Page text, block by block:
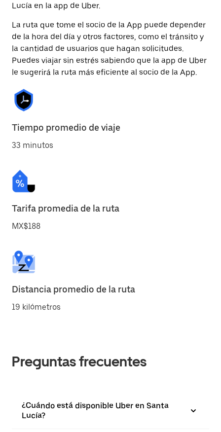
Lucía en la app de Uber.
La ruta que tome el socio de la App puede depender
de la hora del día y otros factores, como el tránsito y
la cantidad de usuarios que hagan solicitudes.
Puedes viajar sin estrés sabiendo que la app de Uber
le sugerirá la ruta más eficiente al socio de la App.
Tiempo promedio de viaje
33 minutos
Tarifa promedia de la ruta
MX$188
Distancia promedio de la ruta
19 kilómetros
Preguntas frecuentes
¿Cuándo está disponible Uber en Santa
Lucía?